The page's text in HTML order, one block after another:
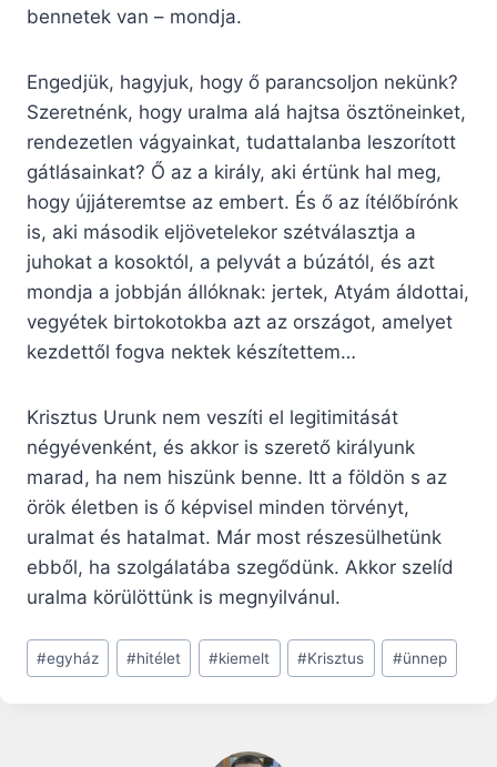
bennetek van – mondja.
Engedjük, hagyjuk, hogy ő parancsoljon nekünk?
Szeretnénk, hogy uralma alá hajtsa ösztöneinket,
rendezetlen vágyainkat, tudattalanba leszorított
gátlásainkat? Ő az a király, aki értünk hal meg,
hogy újjáteremtse az embert. És ő az ítélőbírónk
is, aki második eljövetelekor szétválasztja a
juhokat a kosoktól, a pelyvát a búzától, és azt
mondja a jobbján állóknak: jertek, Atyám áldottai,
vegyétek birtokotokba azt az országot, amelyet
kezdettől fogva nektek készítettem…
Krisztus Urunk nem veszíti el legitimitását
négyévenként, és akkor is szerető királyunk
marad, ha nem hiszünk benne. Itt a földön s az
örök életben is ő képvisel minden törvényt,
uralmat és hatalmat. Már most részesülhetünk
ebből, ha szolgálatába szegődünk. Akkor szelíd
uralma körülöttünk is megnyilvánul.
Post
Tags:
#egyház #hitélet #kiemelt #Krisztus #ünnep